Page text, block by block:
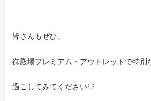
皆さんもぜひ、
御殿場プレミアム・アウトレットで特別
過ごしてみてください♡